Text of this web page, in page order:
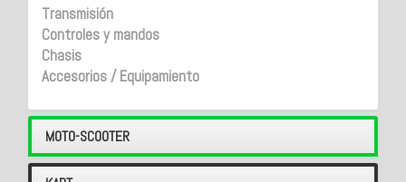
Transmisión
Controles y mandos
Chasis
Accesorios / Equipamiento
MOTO-SCOOTER